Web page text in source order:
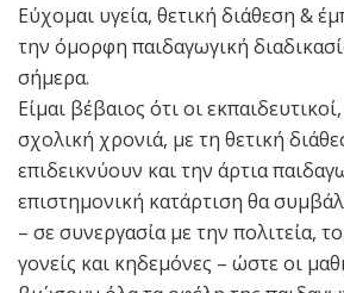
Εύχομαι υγεία, θετική διάθεση &
την όμορφη παιδαγωγική
σήμερα.
Είμαι βέβαιος ότι οι
σχολική χρονιά, με τη θετική
επιδεικνύουν και την άρτια
επιστημονική κατάρτιση θα
– σε συνεργασία με την πολιτεία,
γονείς και κηδεμόνες – ώστε οι